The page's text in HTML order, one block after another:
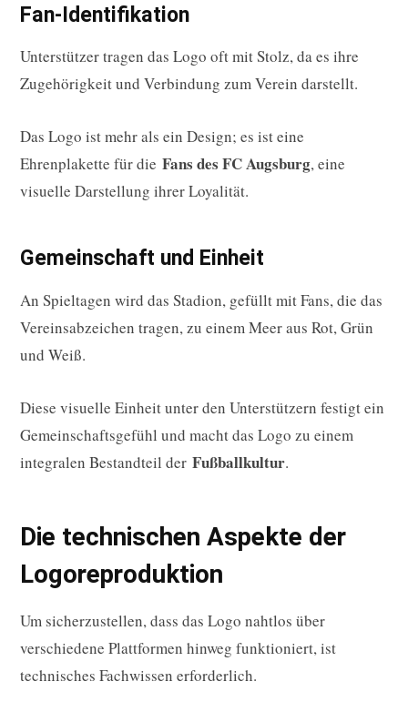
Fan-Identifikation
Unterstützer tragen das Logo oft mit Stolz, da es ihre
Zugehörigkeit und Verbindung zum Verein darstellt.
Das Logo ist mehr als ein Design; es ist eine
Ehrenplakette für die Fans des FC Augsburg, eine
visuelle Darstellung ihrer Loyalität.
Gemeinschaft und Einheit
An Spieltagen wird das Stadion, gefüllt mit Fans, die das
Vereinsabzeichen tragen, zu einem Meer aus Rot, Grün
und Weiß.
Diese visuelle Einheit unter den Unterstützern festigt ein
Gemeinschaftsgefühl und macht das Logo zu einem
integralen Bestandteil der Fußballkultur.
Die technischen Aspekte der
Logoreproduktion
Um sicherzustellen, dass das Logo nahtlos über
verschiedene Plattformen hinweg funktioniert, ist
technisches Fachwissen erforderlich.